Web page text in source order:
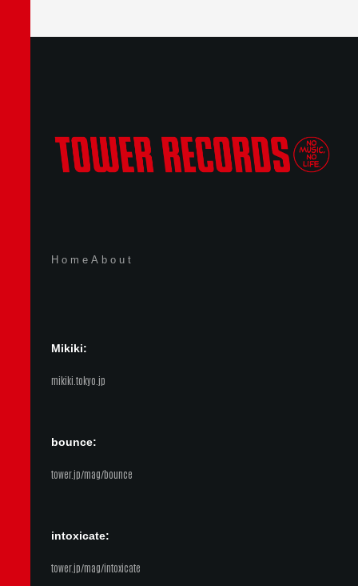
Home About
Mikiki:
mikiki.tokyo.jp
bounce:
tower.jp/mag/bounce
intoxicate:
tower.jp/mag/intoxicate